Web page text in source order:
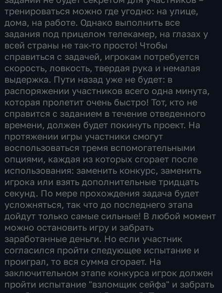
тренироваться можно где угодно: на улице,
дома, на работе. Однако выполнить все
задания под прицелом телекамер, на глазах у
всей страны не так-то просто! Чтобы
справиться с задачей, игрокам потребуется
скорость, ловкость, твердая рука и немалая
выдержка. Пути назад уже не будет: в
распоряжении участников всего одна минута,
которая пролетит очень быстро! Тот, кто не
справится с заданием в течение отведенного
времени, должен будет покинуть проект. На
протяжении игры участники смогут
воспользоваться тремя вспомогательными
опциями, каждая из которых сгорает после
использования: заменить конкурс, заменить
игрока или взять дополнительные тридцать
секунд. По мере прохождения задача будет
усложняться, так что до последнего этапа
дойдут только самые сильные! В любой момент
можно остановить игру и забрать
заработанные деньги. Но если участник
согласился пройти следующее испытание и
проиграл, то вся сумма сгорает. На
заключительном этапе конкурса игрок должен
пройти испытание "взломщик сейфа" и забрать